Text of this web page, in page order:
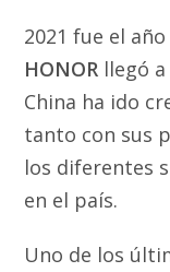
2021 fue el
HONOR llegó
China ha ido
tanto con sus
los diferentes
en el país.
Uno de los